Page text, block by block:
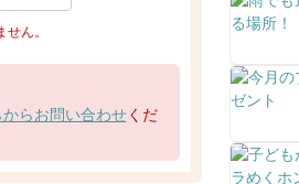
ん。
からお問い合わせくだ